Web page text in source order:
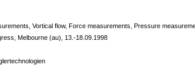
Vortical flow, Force measurements, Pressure
Melbourne (au), 13.-18.09.1998